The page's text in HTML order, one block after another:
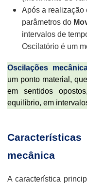
Após a realização
parâmetros do
intervalos de
Oscilatório é um
Oscilações
um ponto material,
em sentidos
equilíbrio, em
Características
mecânica
A característica